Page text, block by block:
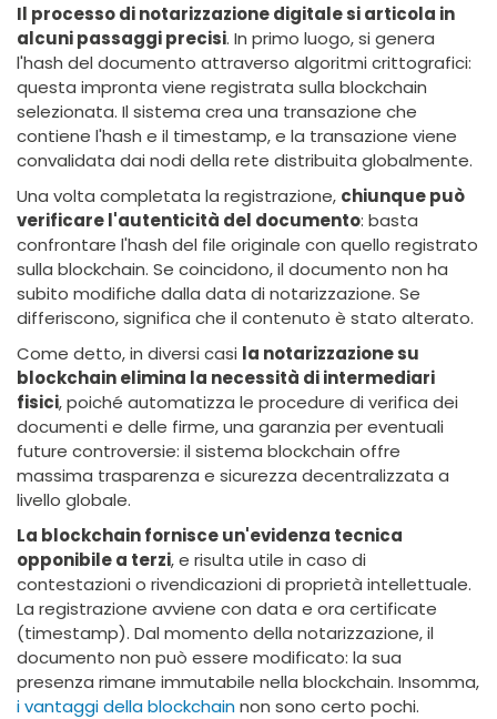
Il processo di notarizzazione digitale si articola in
alcuni passaggi precisi. In primo luogo, si genera
l'hash del documento attraverso algoritmi crittografici:
questa impronta viene registrata sulla blockchain
selezionata. Il sistema crea una transazione che
contiene l'hash e il timestamp, e la transazione viene
convalidata dai nodi della rete distribuita globalmente.
Una volta completata la registrazione, chiunque può
verificare l'autenticità del documento: basta
confrontare l'hash del file originale con quello registrato
sulla blockchain. Se coincidono, il documento non ha
subito modifiche dalla data di notarizzazione. Se
differiscono, significa che il contenuto è stato alterato.
Come detto, in diversi casi la notarizzazione su
blockchain elimina la necessità di intermediari
fisici, poiché automatizza le procedure di verifica dei
documenti e delle firme, una garanzia per eventuali
future controversie: il sistema blockchain offre
massima trasparenza e sicurezza decentralizzata a
livello globale.
La blockchain fornisce un'evidenza tecnica
opponibile a terzi, e risulta utile in caso di
contestazioni o rivendicazioni di proprietà intellettuale.
La registrazione avviene con data e ora certificate
(timestamp). Dal momento della notarizzazione, il
documento non può essere modificato: la sua
presenza rimane immutabile nella blockchain. Insomma,
i vantaggi della blockchainnon sono certo pochi.